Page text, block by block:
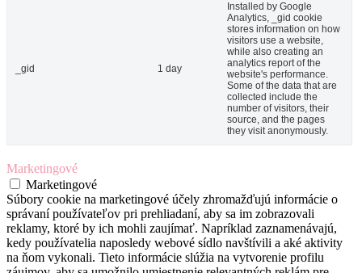
_gid 1 day
Installed by Google
Analytics, _gid cookie
stores information on how
visitors use a website,
while also creating an
analytics report of the
website's performance.
Some of the data that are
collected include the
number of visitors, their
source, and the pages
they visit anonymously.
Marketingové
Marketingové
Súbory cookie na marketingové účely zhromažďujú informácie o
správaní používateľov pri prehliadaní, aby sa im zobrazovali
reklamy, ktoré by ich mohli zaujímať. Napríklad zaznamenávajú,
kedy používatelia naposledy webové sídlo navštívili a aké aktivity
na ňom vykonali. Tieto informácie slúžia na vytvorenie profilu